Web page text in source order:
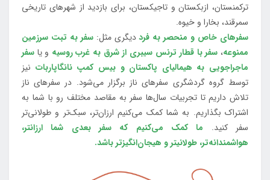
ترکمنستان، ازبکستان و تاجیکستان، برای بازدید از شهرهای تاریخی
سمرقند، بخارا و خیوه.
سفرهای خاص و منحصر به فرددیگری مثل:سفر به تبت سرزمین
ممنوعه، سفر با قطار ترنس سیبری از شرق به غرب روسیه و یا سفر
ماجراجویی به هیمالیای پاکستان و بیس کمپ نانگاپاربات نیز
توسط گروه گردشگری سفرهای ناز برگزار می‌شود. در سفرهای ناز
تلاش داریم تا تجربیات سال‌ها سفر به مقاصد مختلف رو با شما به
اشتراک بگذاریم. به شما کمک می‌کنیم ارزان‌تر، سبک‌تر و طولانی‌تر
سفر کنید. ما کمک می‌کنیم که سفر بعدی شما ارزانتر،
هواشمندانه‌تر، طولانی‎تر و هیجان‌انگیزتر باشد.